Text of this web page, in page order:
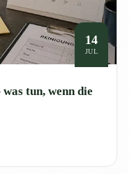
14
JUL
tun, wenn die